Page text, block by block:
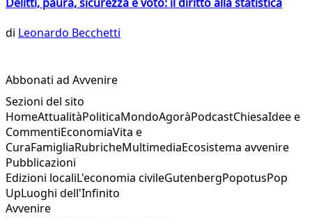
di Leonardo Becchetti
Abbonati ad Avvenire
Sezioni del sito
HomeAttualitàPoliticaMondoAgoràPodcastChiesaIdee e
CommentiEconomiaVita e
CuraFamigliaRubricheMultimediaEcosistema avvenire
Pubblicazioni
Edizioni localiL'economia civileGutenbergPopotusPop
UpLuoghi dell'Infinito
Avvenire